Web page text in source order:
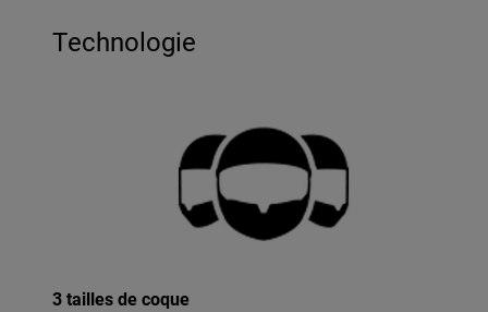
Technologie
3 tailles de coque